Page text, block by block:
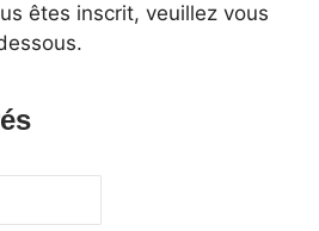
êtes inscrit, veuillez vous